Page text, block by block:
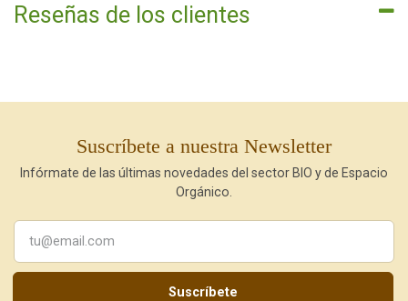
Reseñas de los clientes
Suscríbete a nuestra Newsletter
Infórmate de las últimas novedades del sector BIO y de Espacio
Orgánico.
Suscríbete